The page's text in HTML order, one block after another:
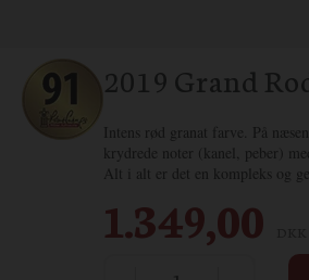
2019 Grand
Intens rød granat farve. På
krydrede noter (kanel, peber)
Alt i alt er det en kompleks og
1.349,00